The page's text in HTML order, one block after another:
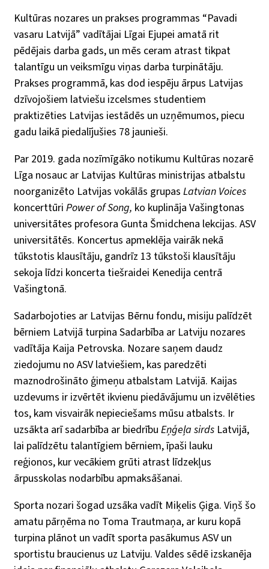
Kultūras nozares un prakses programmas “Pavadi
vasaru Latvijā” vadītājai Līgai Ejupei amatā rit
pēdējais darba gads, un mēs ceram atrast tikpat
talantīgu un veiksmīgu viņas darba turpinātāju.
Prakses programmā, kas dod iespēju ārpus Latvijas
dzīvojošiem latviešu izcelsmes studentiem
praktizēties Latvijas iestādēs un uzņēmumos, piecu
gadu laikā piedalījušies 78 jaunieši.
Par 2019. gada nozīmīgāko notikumu Kultūras nozarē
Līga nosauc ar Latvijas Kultūras ministrijas atbalstu
noorganizēto Latvijas vokālās grupas Latvian Voices
koncerttūri Power of Song, ko kuplināja Vašingtonas
universitātes profesora Gunta Šmidchena lekcijas. ASV
universitātēs. Koncertus apmeklēja vairāk nekā
tūkstotis klausītāju, gandrīz 13 tūkstoši klausītāju
sekoja līdzi koncerta tiešraidei Kenedija centrā
Vašingtonā.
Sadarbojoties ar Latvijas Bērnu fondu, misiju palīdzēt
bērniem Latvijā turpina Sadarbība ar Latviju nozares
vadītāja Kaija Petrovska. Nozare saņem daudz
ziedojumu no ASV latviešiem, kas paredzēti
maznodrošināto ģimeņu atbalstam Latvijā. Kaijas
uzdevums ir izvērtēt ikvienu piedāvājumu un izvēlēties
tos, kam visvairāk nepieciešams mūsu atbalsts. Ir
uzsākta arī sadarbība ar biedrību Eņģeļa sirds Latvijā,
lai palīdzētu talantīgiem bērniem, īpaši lauku
reģionos, kur vecākiem grūti atrast līdzekļus
ārpusskolas nodarbību apmaksāšanai.
Sporta nozari šogad uzsāka vadīt Miķelis Ģiga. Viņš šo
amatu pārņēma no Toma Trautmaņa, ar kuru kopā
turpina plānot un vadīt sporta pasākumus ASV un
sportistu braucienus uz Latviju. Valdes sēdē izskanēja